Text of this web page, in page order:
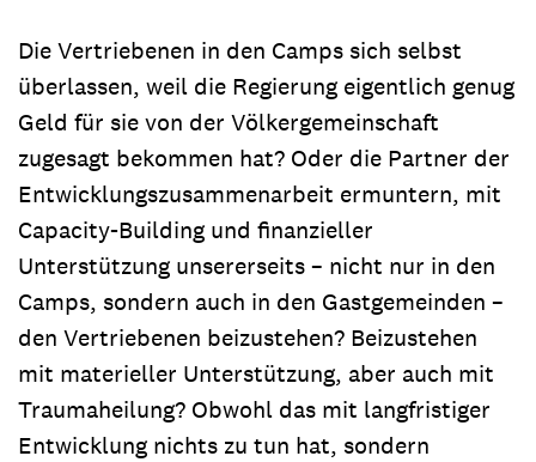
Die Vertriebenen in den Camps sich selbst
überlassen, weil die Regierung eigentlich genug
Geld für sie von der Völkergemeinschaft
zugesagt bekommen hat? Oder die Partner der
Entwicklungszusammenarbeit ermuntern, mit
Capacity-Building und finanzieller
Unterstützung unsererseits – nicht nur in den
Camps, sondern auch in den Gastgemeinden –
den Vertriebenen beizustehen? Beizustehen
mit materieller Unterstützung, aber auch mit
Traumaheilung? Obwohl das mit langfristiger
Entwicklung nichts zu tun hat, sondern